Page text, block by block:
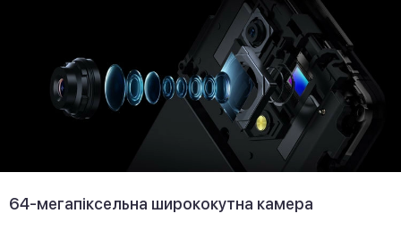
64-мегапіксельна ширококутна камера